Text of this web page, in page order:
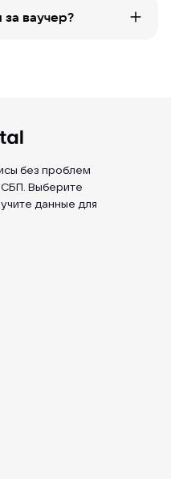
ваучер?
без проблем
СБП. Выберите
данные для